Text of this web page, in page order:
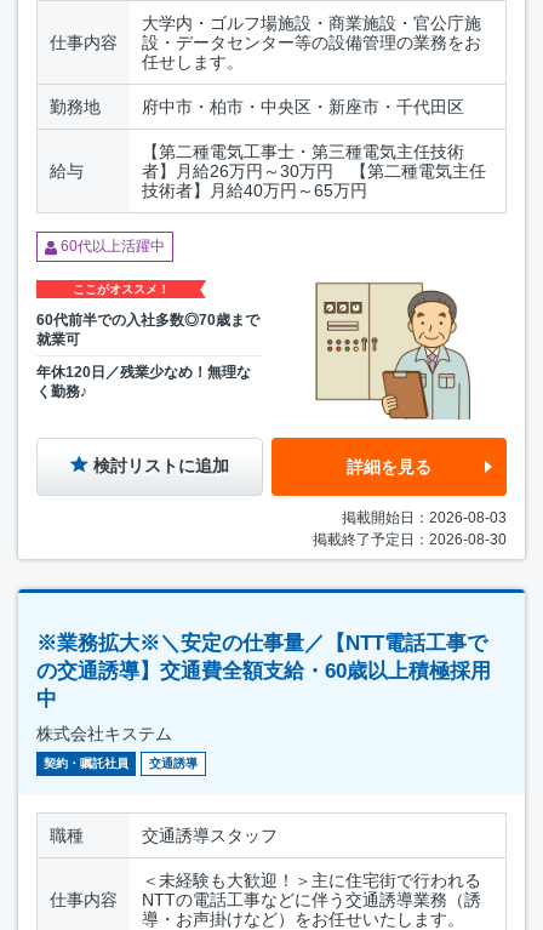
仕事内容
大学内・ゴルフ場施設・商業施設・官公庁施
設・データセンター等の設備管理の業務をお
任せします。
勤務地 府中市・柏市・中央区・新座市・千代田区
給与
【第二種電気工事士・第三種電気主任技術
者】月給26万円～30万円 【第二種電気主任
技術者】月給40万円～65万円
60代以上活躍中
ここがオススメ！
60代前半での入社多数◎70歳まで
就業可
年休120日／残業少なめ！無理な
く勤務♪
検討リストに追加 詳細を見る
掲載開始日：2026-08-03
掲載終了予定日：2026-08-30
※業務拡大※＼安定の仕事量／【NTT電話工事で
の交通誘導】交通費全額支給・60歳以上積極採用
中
株式会社キステム
契約・嘱託社員 交通誘導
職種 交通誘導スタッフ
仕事内容
＜未経験も大歓迎！＞主に住宅街で行われる
NTTの電話工事などに伴う交通誘導業務（誘
導・お声掛けなど）をお任せいたします。